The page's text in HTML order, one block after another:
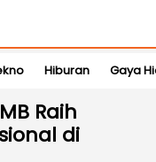
Hiburan Gaya
Raih
di